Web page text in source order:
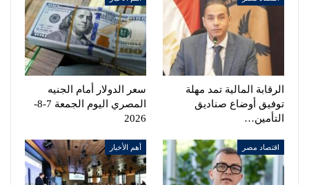
الرقابة المالية تمد مهلة
توفيق أوضاع صناديق
التأمين…
سعر الدولار أمام الجنيه
المصري اليوم الجمعة 7-8-
2026
اقتصاد مصر أهم الأخبار